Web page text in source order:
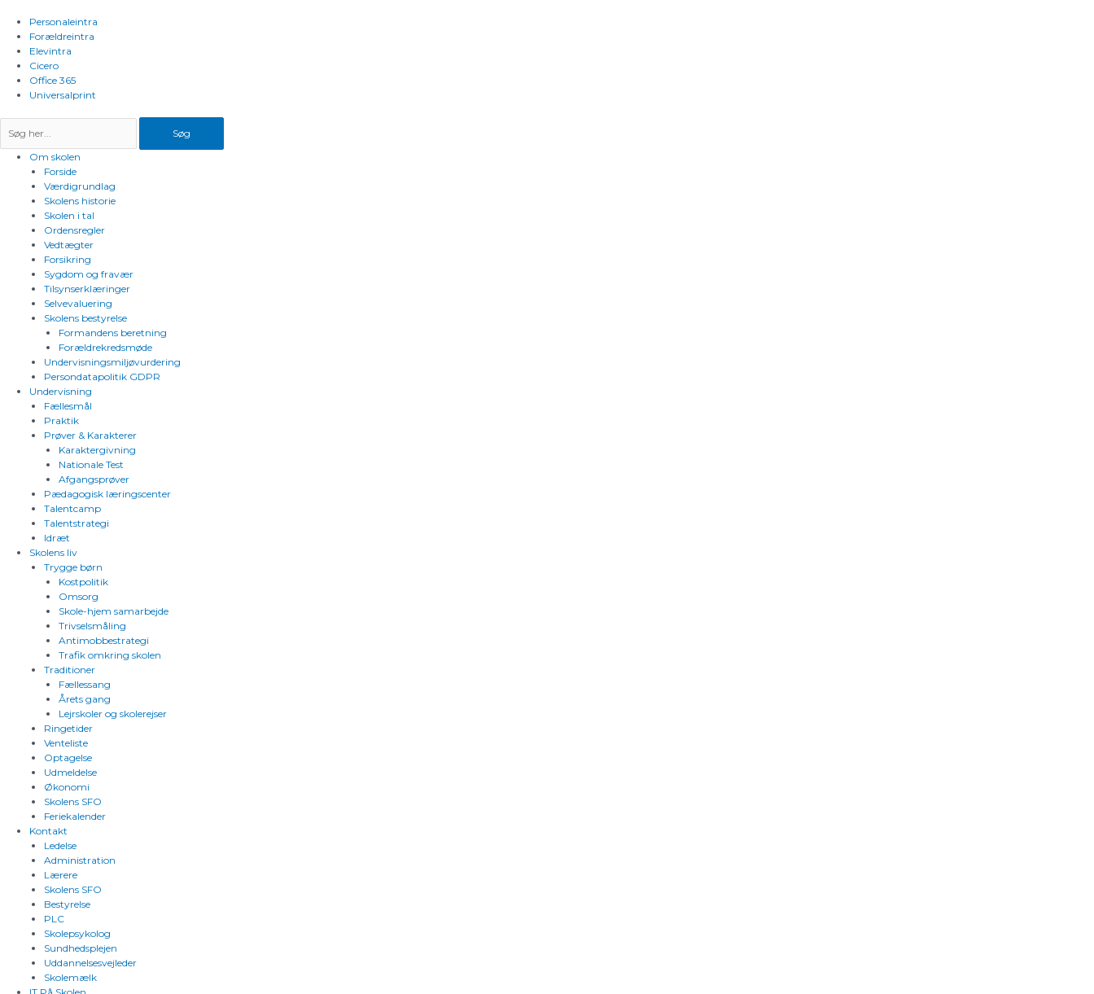
indholdet
Personaleintra
Forældreintra
Elevintra
Cicero
Office 365
Universalprint
Søg
Om skolen
Forside
Værdigrundlag
Skolens historie
Skolen i tal
Ordensregler
Vedtægter
Forsikring
Sygdom og fravær
Tilsynserklæringer
Selvevaluering
Skolens bestyrelse
Formandens beretning
Forældrekredsmøde
Undervisningsmiljøvurdering
Persondatapolitik GDPR
Undervisning
Fællesmål
Praktik
Prøver & Karakterer
Karaktergivning
Nationale Test
Afgangsprøver
Pædagogisk læringscenter
Talentcamp
Talentstrategi
Idræt
Skolens liv
Trygge børn
Kostpolitik
Omsorg
Skole-hjem samarbejde
Trivselsmåling
Antimobbestrategi
Trafik omkring skolen
Traditioner
Fællessang
Årets gang
Lejrskoler og skolerejser
Ringetider
Venteliste
Optagelse
Udmeldelse
Økonomi
Skolens SFO
Feriekalender
Kontakt
Ledelse
Administration
Lærere
Skolens SFO
Bestyrelse
PLC
Skolepsykolog
Sundhedsplejen
Uddannelsesvejleder
Skolemælk